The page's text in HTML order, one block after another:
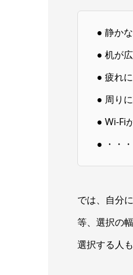
● 静か
● 机が
● 疲れ
● 周り
● Wi-Fi
● ・・・
では、自分
等、選択の
選択する人